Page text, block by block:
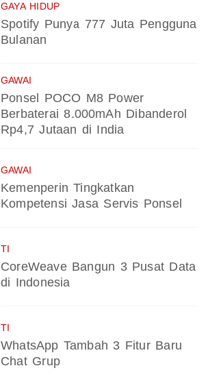
GAYA HIDUP
Spotify Punya 777 Juta Pengguna
Bulanan
GAWAI
Ponsel POCO M8 Power
Berbaterai 8.000mAh Dibanderol
Rp4,7 Jutaan di India
GAWAI
Kemenperin Tingkatkan
Kompetensi Jasa Servis Ponsel
TI
CoreWeave Bangun 3 Pusat Data
di Indonesia
TI
WhatsApp Tambah 3 Fitur Baru
Chat Grup